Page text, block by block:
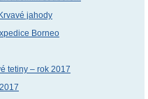
jahody
Borneo
tetiny – rok 2017